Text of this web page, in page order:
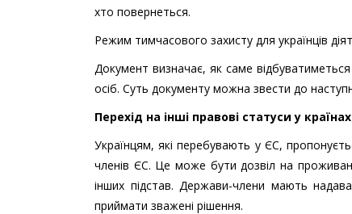
хто повернеться.
Режим тимчасового захисту для українців
Документ визначає, як саме
осіб. Суть документу можна звести до
Перехід на інші правові статуси у
Українцям, які перебувають у ЄС,
членів ЄС. Це може бути дозвіл на
інших підстав. Держави-члени мають
приймати зважені рішення.